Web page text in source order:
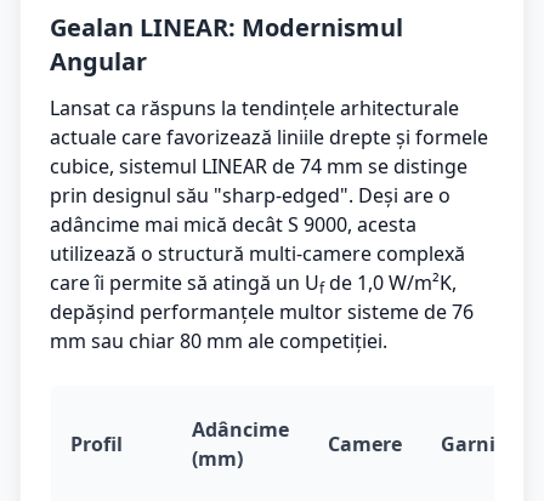
Gealan LINEAR: Modernismul
Angular
Lansat ca răspuns la tendințele arhitecturale
actuale care favorizează liniile drepte și formele
cubice, sistemul LINEAR de 74 mm se distinge
prin designul său "sharp-edged". Deși are o
adâncime mai mică decât S 9000, acesta
utilizează o structură multi-camere complexă
care îi permite să atingă un Ufde 1,0 W/m²K,
depășind performanțele multor sisteme de 76
mm sau chiar 80 mm ale competiției.
Profil
Adâncime
(mm)
Camere Garnituri